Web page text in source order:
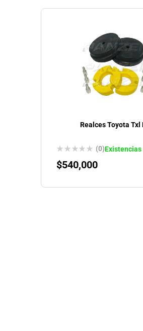
Realces Toyota Txl
(0)Existencias
$540,000